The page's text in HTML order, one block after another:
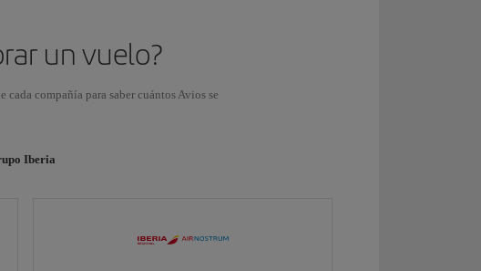
un vuelo?
compañía para saber cuántos Avios se
Iberia